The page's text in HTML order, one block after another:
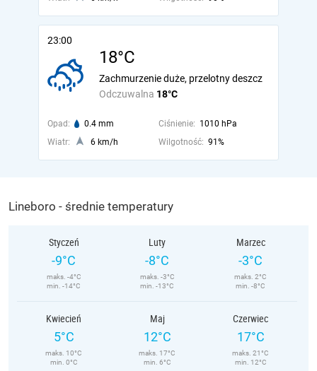
23:00
18°C
Odczuwalna 18°C
Zachmurzenie duże, przelotny deszcz
Opad: 0.4 mm Ciśnienie: 1010 hPa
Wiatr:
6 km/h Wilgotność: 91%
Lineboro - średnie temperatury
Styczeń
-9°C
maks. -4°C
min. -14°C
Luty
-8°C
maks. -3°C
min. -13°C
Marzec
-3°C
maks. 2°C
min. -8°C
Kwiecień
5°C
maks. 10°C
min. 0°C
Maj
12°C
maks. 17°C
min. 6°C
Czerwiec
17°C
maks. 21°C
min. 12°C